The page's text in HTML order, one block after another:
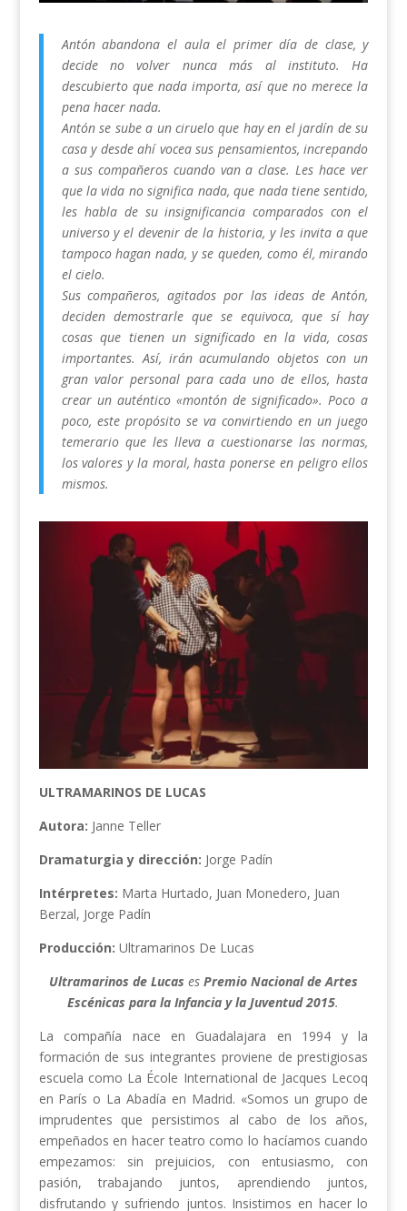
Antón abandona el aula el primer día de clase, y
decide no volver nunca más al instituto. Ha
descubierto que nada importa, así que no merece la
pena hacer nada.
Antón se sube a un ciruelo que hay en el jardín de su
casa y desde ahí vocea sus pensamientos, increpando
a sus compañeros cuando van a clase. Les hace ver
que la vida no significa nada, que nada tiene sentido,
les habla de su insignificancia comparados con el
universo y el devenir de la historia, y les invita a que
tampoco hagan nada, y se queden, como él, mirando
el cielo.
Sus compañeros, agitados por las ideas de Antón,
deciden demostrarle que se equivoca, que sí hay
cosas que tienen un significado en la vida, cosas
importantes. Así, irán acumulando objetos con un
gran valor personal para cada uno de ellos, hasta
crear un auténtico «montón de significado». Poco a
poco, este propósito se va convirtiendo en un juego
temerario que les lleva a cuestionarse las normas,
los valores y la moral, hasta ponerse en peligro ellos
mismos.
ULTRAMARINOS DE LUCAS
Autora: Janne Teller
Dramaturgia y dirección: Jorge Padín
Intérpretes: Marta Hurtado, Juan Monedero, Juan
Berzal, Jorge Padín
Producción: Ultramarinos De Lucas
Ultramarinos de Lucas es Premio Nacional de Artes
Escénicas para la Infancia y la Juventud 2015.
La compañía nace en Guadalajara en 1994 y la
formación de sus integrantes proviene de prestigiosas
escuela como La École International de Jacques Lecoq
en París o La Abadía en Madrid. «Somos un grupo de
imprudentes que persistimos al cabo de los años,
empeñados en hacer teatro como lo hacíamos cuando
empezamos: sin prejuicios, con entusiasmo, con
pasión, trabajando juntos, aprendiendo juntos,
disfrutando y sufriendo juntos. Insistimos en hacer lo